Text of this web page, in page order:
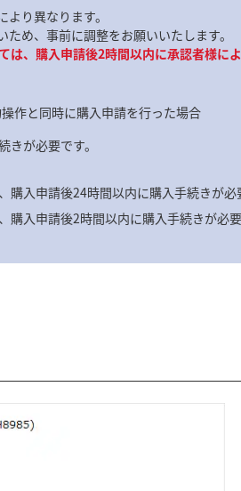
り異なります。
め、事前に調整をお願いいたします。
は、購入申請後2時間以内に承認者様
作と同時に購入申請を行った場合
が必要です。
入申請後24時間以内に購入手続きが必
入申請後2時間以内に購入手続きが必要